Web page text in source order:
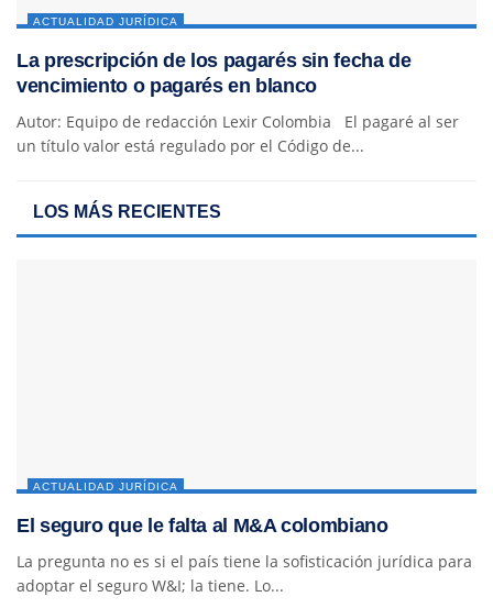
ACTUALIDAD JURÍDICA
La prescripción de los pagarés sin fecha de
vencimiento o pagarés en blanco
Autor: Equipo de redacción Lexir Colombia El pagaré al ser
un título valor está regulado por el Código de...
LOS MÁS RECIENTES
ACTUALIDAD JURÍDICA
El seguro que le falta al M&A colombiano
La pregunta no es si el país tiene la sofisticación jurídica para
adoptar el seguro W&I; la tiene. Lo...